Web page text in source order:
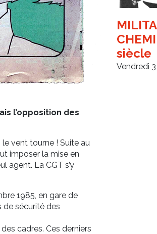
l’opposition des
vent tourne ! Suite au
imposer la mise en
agent. La CGT s’y
1985, en gare de
de sécurité des
cadres. Ces derniers
siècle
Vendredi